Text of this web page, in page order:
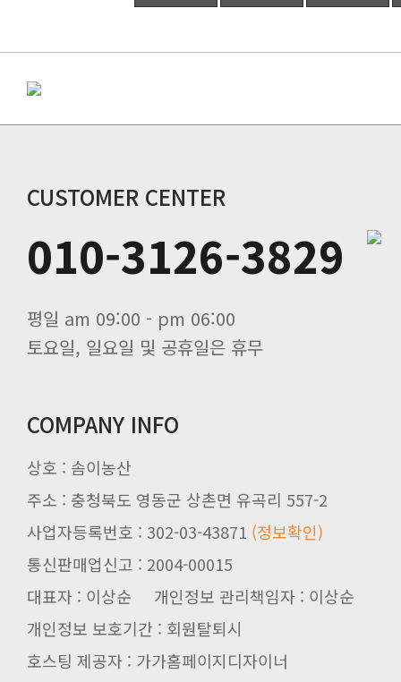
CUSTOMER CENTER
010-3126-3829
평일 am 09:00 - pm 06:00
토요일, 일요일 및 공휴일은 휴무
COMPANY INFO
상호 : 솜이농산
주소 : 충청북도 영동군 상촌면 유곡리 557-2
사업자등록번호 : 302-03-43871 (정보확인)
통신판매업신고 : 2004-00015
대표자 : 이상순 개인정보 관리책임자 : 이상순
개인정보 보호기간 : 회원탈퇴시
호스팅 제공자 : 가가홈페이지디자이너